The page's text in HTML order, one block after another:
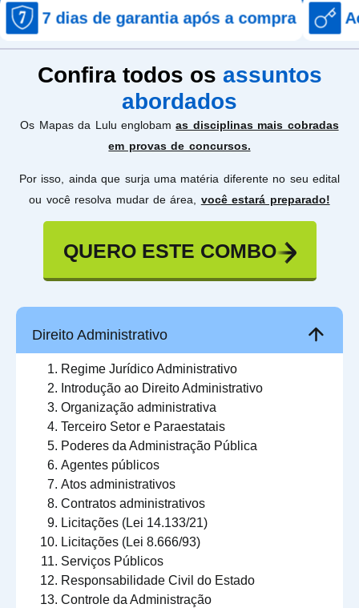
de garantia após a compra Acesso
Confira todos os assuntos
abordados
Os Mapas da Lulu englobamas disciplinas mais cobradas
em provas de concursos.
Por isso, ainda que surja uma matéria diferente no seu edital
ou você resolva mudar de área, você estará preparado!
QUERO ESTE COMBO
Direito Administrativo
Regime Jurídico Administrativo
Introdução ao Direito Administrativo
Organização administrativa
Terceiro Setor e Paraestatais
Poderes da Administração Pública
Agentes públicos
Atos administrativos
Contratos administrativos
Licitações (Lei 14.133/21)
Licitações (Lei 8.666/93)
Serviços Públicos
Responsabilidade Civil do Estado
Controle da Administração